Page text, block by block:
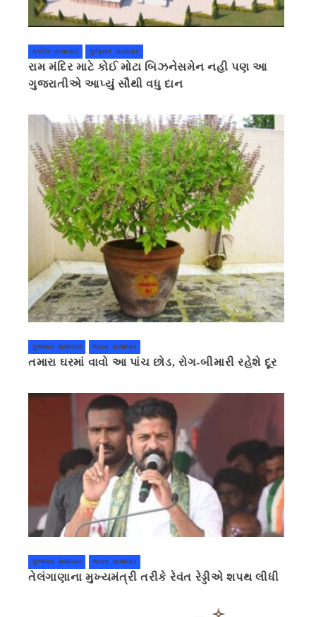
કલોલ સમાચાર ગુજરાત સમાચાર
રામ મંદિર માટે કોઈ મોટા બિઝનેસમેન નહી પણ આ
ગુજરાતીએ આપ્યું સૌથી વધુ દાન
ગુજરાત સમાચાર ભારત સમાચાર
તમારા ઘરમાં વાવો આ પાંચ છોડ, રોગ-બીમારી રહેશે દૂર
ગુજરાત સમાચાર ભારત સમાચાર
તેલંગાણાના મુખ્યમંત્રી તરીકે રેવંત રેડ્ડીએ શપથ લીધી